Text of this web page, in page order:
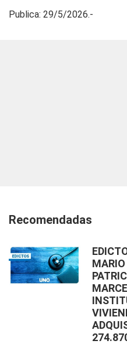
Publica: 29/5/2026.-
Recomendadas